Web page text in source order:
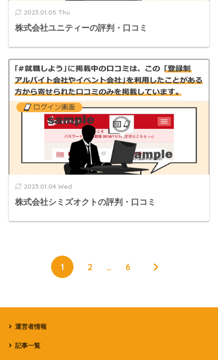
2023.01.05 Thu
株式会社ユニティーの評判・口コミ
2023.01.04 Wed
株式会社シミズオクトの評判・口コミ
1 2 … 6
運営者情報
記事一覧